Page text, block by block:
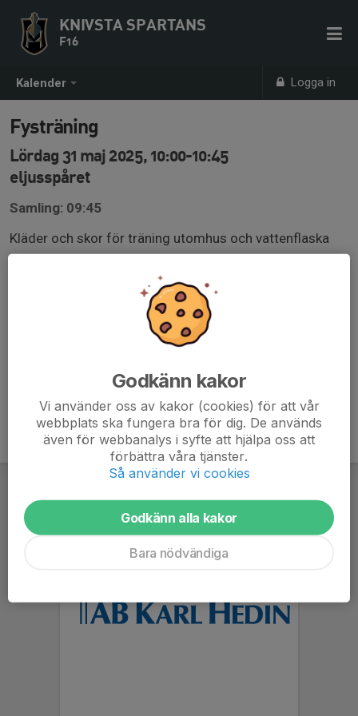
Kalender Logga in
KNIVSTA SPARTANS
F16
Fysträning
Lördag 31 maj 2025, 10:00-10:45
eljusspåret
Samling: 09:45
Kläder och skor för träning utomhus och vattenflaska
Godkänn kakor
Vi använder oss av kakor (cookies) för att vår
webbplats ska fungera bra för dig. De används
även för webbanalys i syfte att hjälpa oss att
förbättra våra tjänster.
Så använder vi cookies
Godkänn alla kakor
Bara nödvändiga